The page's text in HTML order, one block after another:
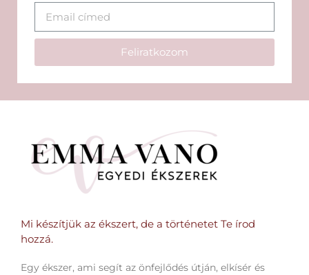
Feliratkozom
Mi készítjük az ékszert, de a történetet Te írod
hozzá.​
Egy ékszer, ami segít az önfejlődés útján, elkísér és